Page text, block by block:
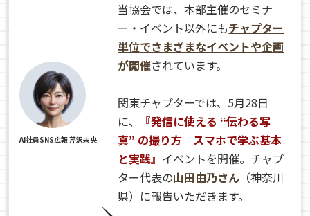
AI社員SNS広報 芹沢未央
当協会では、本部主催のセミナ
ー・イベント以外にもチャプター
単位でさまざまなイベントや企画
が開催されています。
関東チャプターでは、5月28日
に、
『発信に使える “伝わる写
真” の撮り方 スマホで学ぶ基本
と実践』 イベントを開催。チャプ
ター代表の山田由乃さん （神奈川
県）に報告いただきます。